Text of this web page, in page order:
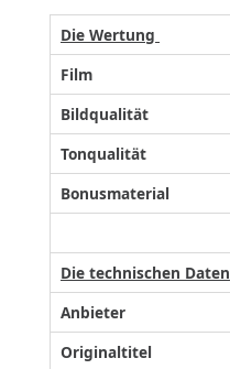
Die Wertung
Film
Bildqualität
Tonqualität
Bonusmaterial
Die technischen Daten
Anbieter
Originaltitel